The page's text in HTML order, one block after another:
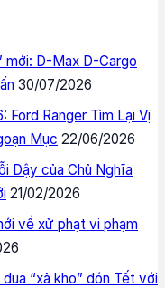
mới: D-Max D-Cargo
30/07/2026
Ford Ranger Tìm Lại Vị
Mục 22/06/2026
Dậy của Chủ Nghĩa
21/02/2026
về xử phạt vi phạm
“xả kho” đón Tết với